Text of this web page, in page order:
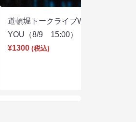
道頓堀トークライブWITH
YOU（8/9 15:00）
¥1300 (税込)